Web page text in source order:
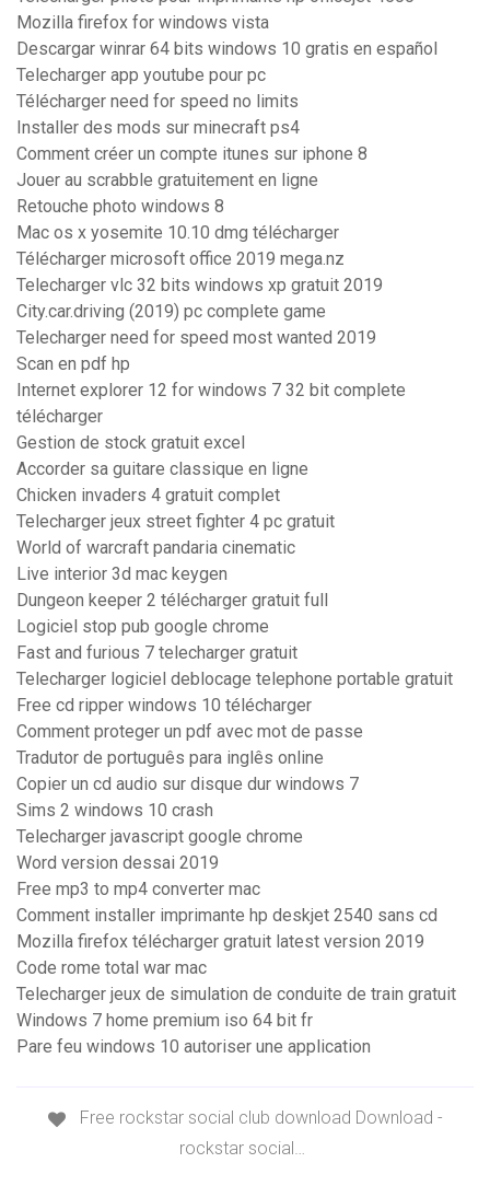
Mozilla firefox for windows vista
Descargar winrar 64 bits windows 10 gratis en español
Telecharger app youtube pour pc
Télécharger need for speed no limits
Installer des mods sur minecraft ps4
Comment créer un compte itunes sur iphone 8
Jouer au scrabble gratuitement en ligne
Retouche photo windows 8
Mac os x yosemite 10.10 dmg télécharger
Télécharger microsoft office 2019 mega.nz
Telecharger vlc 32 bits windows xp gratuit 2019
City.car.driving (2019) pc complete game
Telecharger need for speed most wanted 2019
Scan en pdf hp
Internet explorer 12 for windows 7 32 bit complete
télécharger
Gestion de stock gratuit excel
Accorder sa guitare classique en ligne
Chicken invaders 4 gratuit complet
Telecharger jeux street fighter 4 pc gratuit
World of warcraft pandaria cinematic
Live interior 3d mac keygen
Dungeon keeper 2 télécharger gratuit full
Logiciel stop pub google chrome
Fast and furious 7 telecharger gratuit
Telecharger logiciel deblocage telephone portable gratuit
Free cd ripper windows 10 télécharger
Comment proteger un pdf avec mot de passe
Tradutor de português para inglês online
Copier un cd audio sur disque dur windows 7
Sims 2 windows 10 crash
Telecharger javascript google chrome
Word version dessai 2019
Free mp3 to mp4 converter mac
Comment installer imprimante hp deskjet 2540 sans cd
Mozilla firefox télécharger gratuit latest version 2019
Code rome total war mac
Telecharger jeux de simulation de conduite de train gratuit
Windows 7 home premium iso 64 bit fr
Pare feu windows 10 autoriser une application
Free rockstar social club download Download -
rockstar social…